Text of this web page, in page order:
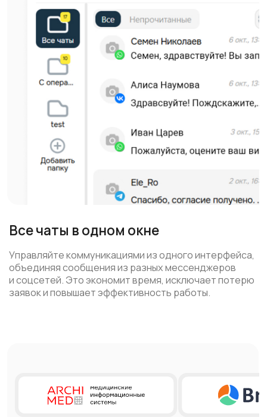
Подробнее про интеграции
Быстро подключайте Imobis к CRM и другим
сервисам благодаря готовым интеграциям
и мощному API. Настраивайте уведомления
и автоматизацию под нужды вашего бизнеса.
Готовые интеграции и API
API. Настройте рассылки и чат-
боты один раз, и получайте
результат каждый день